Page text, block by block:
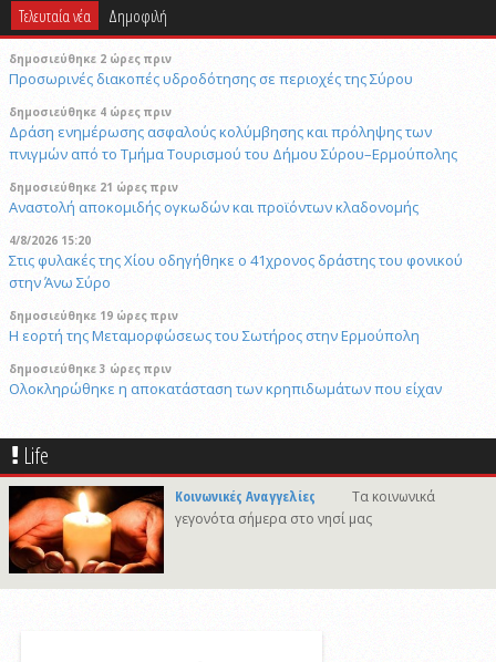
Τελευταία νέα Δημοφιλή
δημοσιεύθηκε 2 ώρες πριν
Προσωρινές διακοπές υδροδότησης σε περιοχές της Σύρου
δημοσιεύθηκε 4 ώρες πριν
Δράση ενημέρωσης ασφαλούς κολύμβησης και πρόληψης των
πνιγμών από το Τμήμα Τουρισμού του Δήμου Σύρου–Ερμούπολης
δημοσιεύθηκε 21 ώρες πριν
Αναστολή αποκομιδής ογκωδών και προϊόντων κλαδονομής
4/8/2026 15:20
Στις φυλακές της Χίου οδηγήθηκε ο 41χρονος δράστης του φονικού
στην Άνω Σύρο
δημοσιεύθηκε 19 ώρες πριν
Η εορτή της Μεταμορφώσεως του Σωτήρος στην Ερμούπολη
δημοσιεύθηκε 3 ώρες πριν
Oλοκληρώθηκε η αποκατάσταση των κρηπιδωμάτων που είχαν
δημοσιεύθηκε 14 ώρες πριν
Καλλιτέχνες από τη Σύρο, την Ελβετία και την Ιαπωνία συναντιούνται
στην Άνω Σύρο
δημοσιεύθηκε 3 ώρες πριν
Στο νησί της Κύθνου το 12ο Cycladic Young Patrons Summer Weekend
του Μουσείου Κυκλαδικής Τέχνης
Life
Κοινωνικές Αναγγελίες
Τα κοινωνικά
γεγονότα σήμερα στο νησί μας